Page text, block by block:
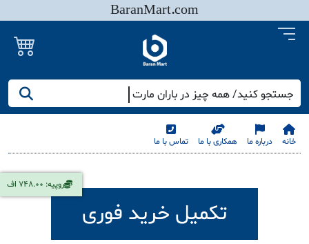
BaranMart.com
جستجو کنید/ همه چیز در باران مارت
خانه درباره ما همکاری با ما تماس با ما
روپیه: 748.00 اف
تکمیل خرید فوری